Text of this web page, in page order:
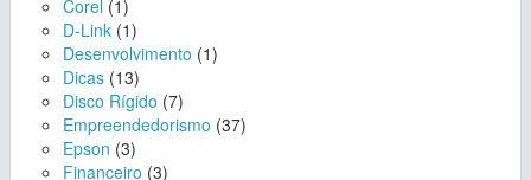
Corel (1)
D-Link (1)
Desenvolvimento (1)
Dicas (13)
Disco Rígido (7)
Empreendedorismo (37)
Epson (3)
Financeiro (3)